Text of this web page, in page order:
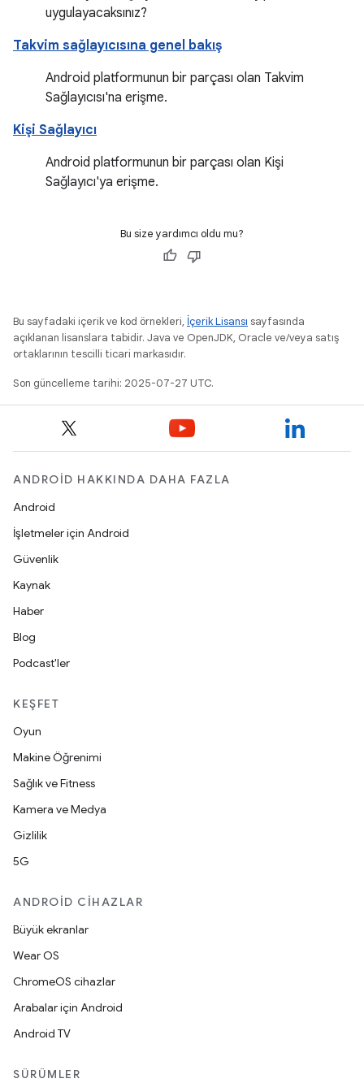
uygulayacaksınız?
Takvim sağlayıcısına genel bakış
Android platformunun bir parçası olan Takvim
Sağlayıcısı'na erişme.
Kişi Sağlayıcı
Android platformunun bir parçası olan Kişi
Sağlayıcı'ya erişme.
Bu size yardımcı oldu mu?
Bu sayfadaki içerik ve kod örnekleri, İçerik Lisansı sayfasında
açıklanan lisanslara tabidir. Java ve OpenJDK, Oracle ve/veya satış
ortaklarının tescilli ticari markasıdır.
Son güncelleme tarihi: 2025-07-27 UTC.
ANDROID HAKKINDA DAHA FAZLA
Android
İşletmeler için Android
Güvenlik
Kaynak
Haber
Blog
Podcast'ler
KEŞFET
Oyun
Makine Öğrenimi
Sağlık ve Fitness
Kamera ve Medya
Gizlilik
5G
ANDROID CIHAZLAR
Büyük ekranlar
Wear OS
ChromeOS cihazlar
Arabalar için Android
Android TV
SÜRÜMLER